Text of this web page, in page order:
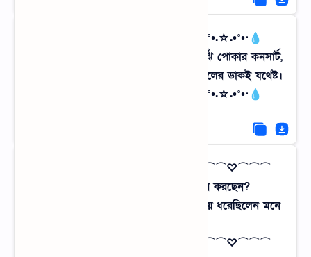
💧⋅•°•.☆.•°•⋅💧 শান্তির খোঁজ 💧⋅•°•.☆.•°•⋅💧
রাত ১২টায় এখানে হর্ন বাজে না, বাজে ঝিঁঝিঁ পোকার কনসার্ট,
ঘুম ভাঙানোর জন্য অ্যালার্ম লাগে না, দোয়েলের ডাকই যথেষ্ট।
💧⋅•°•.☆.•°•⋅💧 শান্তির খোঁজ 💧⋅•°•.☆.•°•⋅💧
⌒⌒⌒♡⌒⌒⌒ বিদ্রূপাত্মক সত্য ⌒⌒⌒♡⌒⌒⌒
ফেসবুকে গ্রামের ছবি দিয়ে হাহাকার করছেন?
অথচ শেষ কবে ওই কাদা মাটির পথ জড়িয়ে ধরেছিলেন মনে
⌒⌒⌒♡⌒⌒⌒ বিদ্রূপাত্মক সত্য ⌒⌒⌒♡⌒⌒⌒